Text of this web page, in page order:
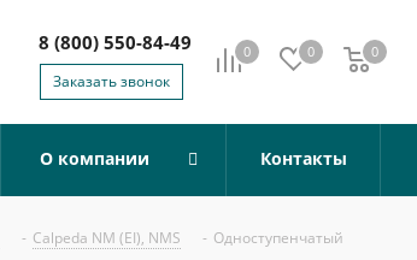
0 0 0
0
8 (800) 550-84-49
Заказать звонок
О компании Контакты
- Calpeda NM (EI), NMS - Одноступенчатый